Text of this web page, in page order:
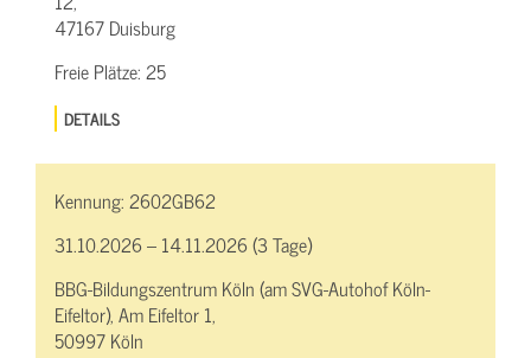
47167 Duisburg
Freie Plätze:25
DETAILS
Kennung:2602GB62
31.10.2026 – 14.11.2026 (3 Tage)
BBG-Bildungszentrum Köln (am SVG-Autohof Köln-
Eifeltor), Am Eifeltor 1,
50997 Köln